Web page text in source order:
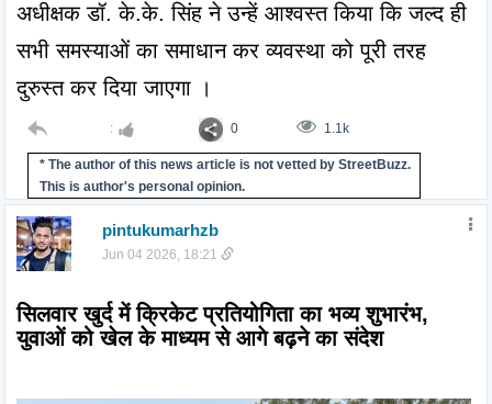
अधीक्षक डॉ. के.के. सिंह ने उन्हें आश्वस्त किया कि जल्द ही
सभी समस्याओं का समाधान कर व्यवस्था को पूरी तरह
दुरुस्त कर दिया जाएगा ।
: 0 1.1k
* The author of this news article is not vetted by StreetBuzz.
This is author's personal opinion.
pintukumarhzb
Jun 04 2026, 18:21
सिलवार खुर्द में क्रिकेट प्रतियोगिता का भव्य शुभारंभ,
युवाओं को खेल के माध्यम से आगे बढ़ने का संदेश